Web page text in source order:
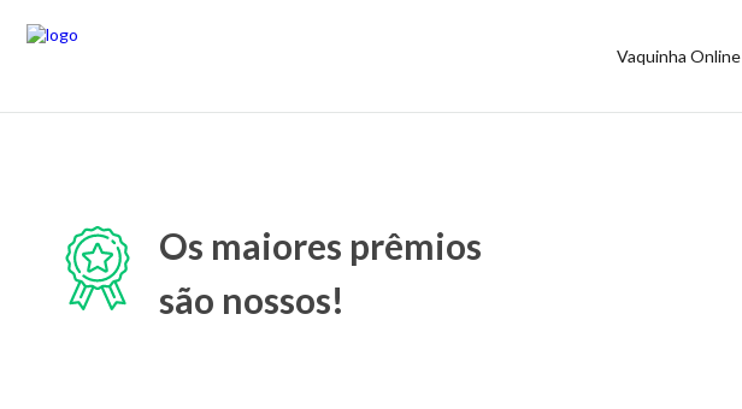
Vaquinha Online
Os maiores prêmios
são nossos!